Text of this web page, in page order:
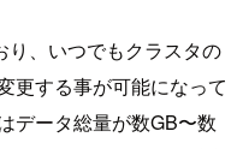
り、いつでもクラスタの
更する事が可能になって
データ総量が数GB〜数